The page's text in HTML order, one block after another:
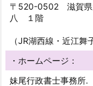
〒520-0502 滋賀県
八 １階
（JR湖西線・近江舞
・ホームページ：
妹尾行政書士事務所.